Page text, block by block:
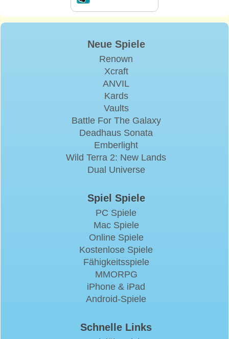
Neue Spiele
Renown
Xcraft
ANVIL
Kards
Vaults
Battle For The Galaxy
Deadhaus Sonata
Emberlight
Wild Terra 2: New Lands
Dual Universe
Spiel Spiele
PC Spiele
Mac Spiele
Online Spiele
Kostenlose Spiele
Fähigkeitsspiele
MMORPG
iPhone & iPad
Android-Spiele
Schnelle Links